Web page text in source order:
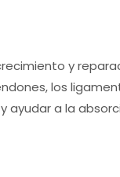
y
los
ayudar a la